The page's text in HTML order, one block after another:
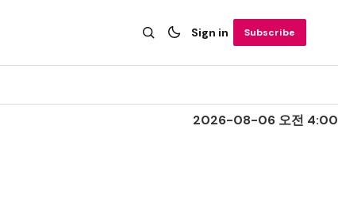
Sign in Subscribe
2026-08-06 오전 4:00